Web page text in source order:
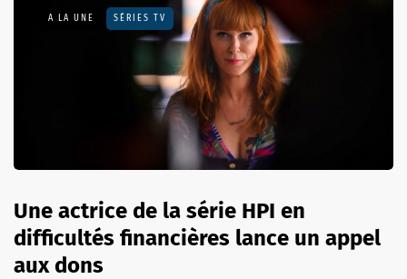
A LA UNE SÉRIES TV
Une actrice de la série HPI en
difficultés financières lance un appel
aux dons